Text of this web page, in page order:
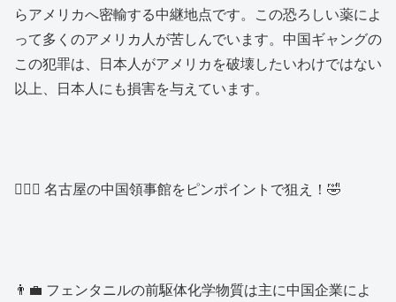
らアメリカへ密輸する中継地点です。この恐ろしい薬によ
って多くのアメリカ人が苦しんでいます。中国ギャングの
この犯罪は、日本人がアメリカを破壊したいわけではない
以上、日本人にも損害を与えています。
👱🏻‍♂️ 名古屋の中国領事館をピンポイントで狙え！🤣
👨‍💼 フェンタニルの前駆体化学物質は主に中国企業によ